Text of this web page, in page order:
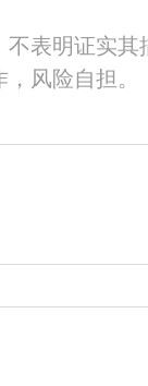
表明证实
风险自担。